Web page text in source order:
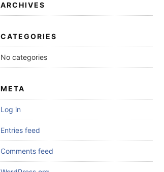
ARCHIVES
CATEGORIES
No categories
META
Log in
Entries feed
Comments feed